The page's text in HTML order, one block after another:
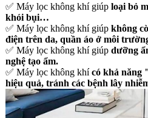
✅ Máy lọc không khí giúp loại bỏ
khói bụi…
✅ Máy lọc không khí giúp không
điện trên da, quần áo ở môi
✅ Máy lọc không khí giúp dưỡng
nghệ tạo ẩm.
✅ Máy lọc không khícó khả năng
hiệu quả, tránh các bệnh lây